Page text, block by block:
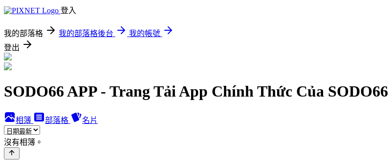
登入
我的部落格 我的部落格後台
我的帳號
登出
SODO66 APP - Trang Tải App Chính Thức Của SODO66
相簿 部落格 名片
沒有相簿。